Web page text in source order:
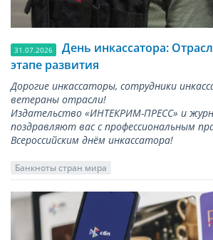
31.07.2026
День инкассатора:
этапе развития
Дорогие инкассаторы, сотрудники
ветераны отрасли!
Издательство «ИНТЕКРИМ-ПРЕСС» и
поздравляют вас с профессиональным
Всероссийским днём инкассатора!
Банкноты стран мира